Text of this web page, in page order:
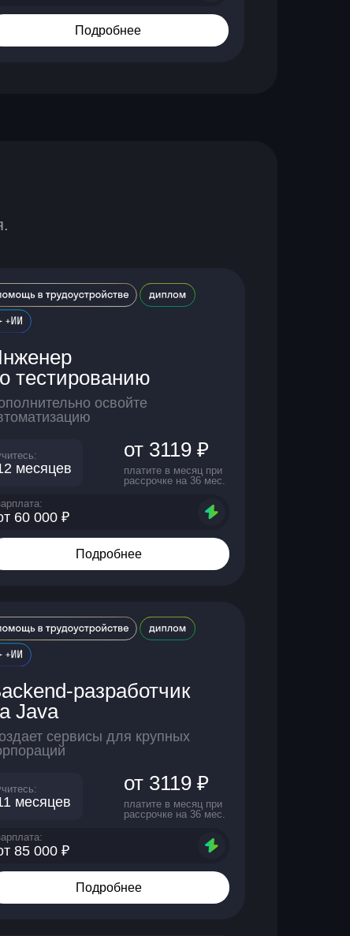
Подробнее
тестированию
освойте
платите в месяц при
рассрочке на 36 мес.
от 3119 ₽
60 000 ₽
месяцев
Подробнее
разработчик
Java
сервисы для крупных
платите в месяц при
рассрочке на 36 мес.
от 3119 ₽
85 000 ₽
месяцев
Подробнее